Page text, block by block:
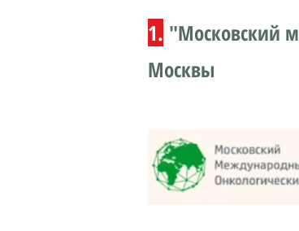
1. "Московский
Москвы